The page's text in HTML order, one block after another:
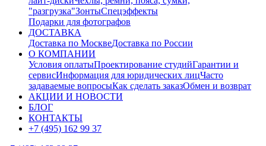
"разгрузка"ЗонтыСпецэффекты
Подарки для фотографов
ДОСТАВКА
Доставка по МосквеДоставка по России
О КОМПАНИИ
Условия оплатыПроектирование студийГарантии и
сервисИнформация для юридических лицЧасто
задаваемые вопросыКак сделать заказОбмен и возврат
АКЦИИ И НОВОСТИ
БЛОГ
КОНТАКТЫ
+7 (495) 162 99 37